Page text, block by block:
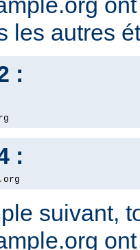
les autres
:
:
. org
suivant,